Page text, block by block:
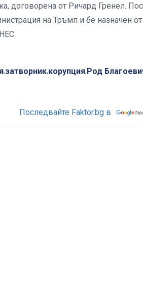
договорена от Ричард Гренел.
на Тръмп и бе назначен
,затворник,корупция,Род
Последвайте Faktor.bg в